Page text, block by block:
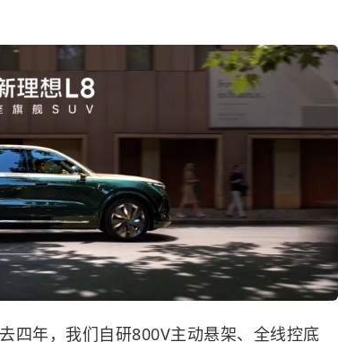
四年，我们自研800V主动悬架、全线控底